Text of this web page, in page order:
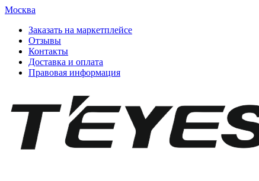
Москва
Заказать на маркетплейсе
Отзывы
Контакты
Доставка и оплата
Правовая информация